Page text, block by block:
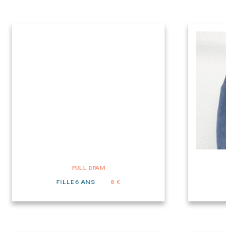
PULL DPAM
FILLE 6 ANS
8 €